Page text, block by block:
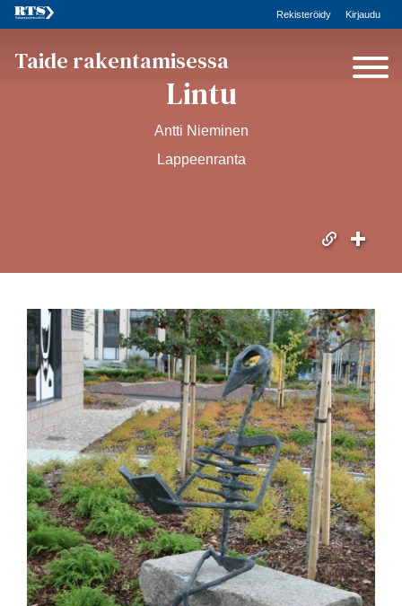
Rekisteröidy Kirjaudu
Taide rakentamisessa
Lintu
Antti Nieminen
Lappeenranta